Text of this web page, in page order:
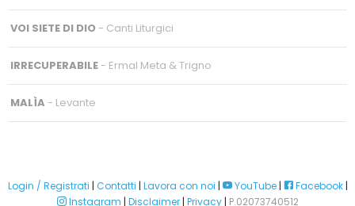
VOI SIETE DI DIO- Canti Liturgici
IRRECUPERABILE- Ermal Meta & Trigno
MALÌA - Levante
Login / Registrati | Contatti | Lavora con noi | YouTube| Facebook|
Instagram | Disclaimer| Privacy| P.02073740512